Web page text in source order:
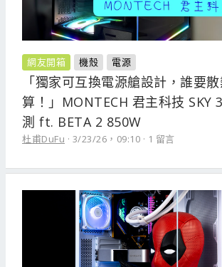
網友開箱 機殼 電源
「獨家可互換電源艙設計，誰要
算！」MONTECH 君主科技 SKY
測 ft. BETA 2 850W
杜甫DuFu 3/23/26，09:10 1 留言